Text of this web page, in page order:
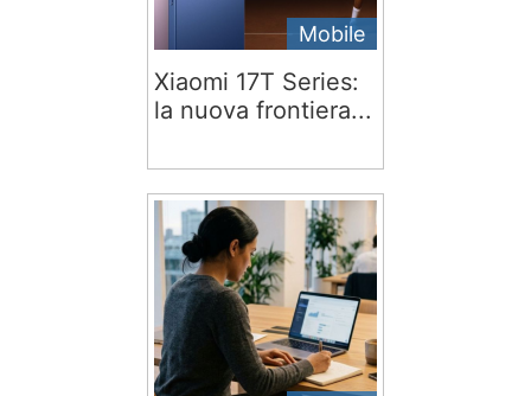
Mobile
Xiaomi 17T Series:
la nuova frontiera...